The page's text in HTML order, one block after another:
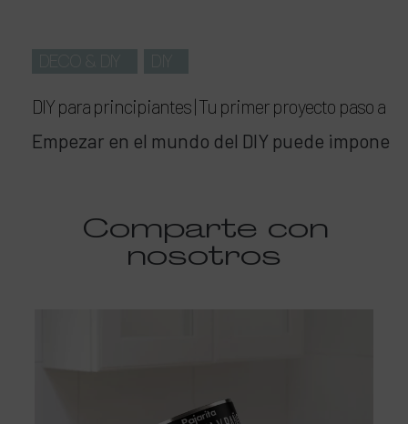
DIY para principiantes | Tu primer proyecto paso a
Empezar en el mundo del DIY puede
Comparte con
nosotros